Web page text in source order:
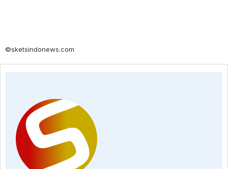
©sketsindonews.com